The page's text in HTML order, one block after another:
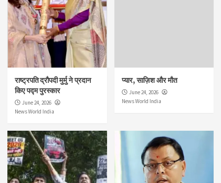
राष्ट्रपति द्रौपदी मुर्मु ने प्रदान
किए पद्म पुरस्कार
June 24, 2026
News World India
प्यार, साज़िश और मौत
June 24, 2026
News World India